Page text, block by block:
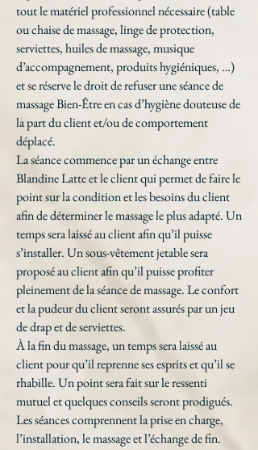
tout le matériel professionnel nécessaire (table
ou chaise de massage, linge de protection,
serviettes, huiles de massage, musique
d’accompagnement, produits hygiéniques, …)
et se réserve le droit de refuser une séance de
massage Bien-Être en cas d’hygiène douteuse de
la part du client et/ou de comportement
déplacé.
La séance commence par un échange entre
Blandine Latte et le client qui permet de faire le
point sur la condition et les besoins du client
afin de déterminer le massage le plus adapté. Un
temps sera laissé au client afin qu’il puisse
s’installer. Un sous-vêtement jetable sera
proposé au client afin qu’il puisse profiter
pleinement de la séance de massage. Le confort
et la pudeur du client seront assurés par un jeu
de drap et de serviettes.
À la fin du massage, un temps sera laissé au
client pour qu’il reprenne ses esprits et qu’il se
rhabille. Un point sera fait sur le ressenti
mutuel et quelques conseils seront prodigués.
Les séances comprennent la prise en charge,
l’installation, le massage et l’échange de fin.